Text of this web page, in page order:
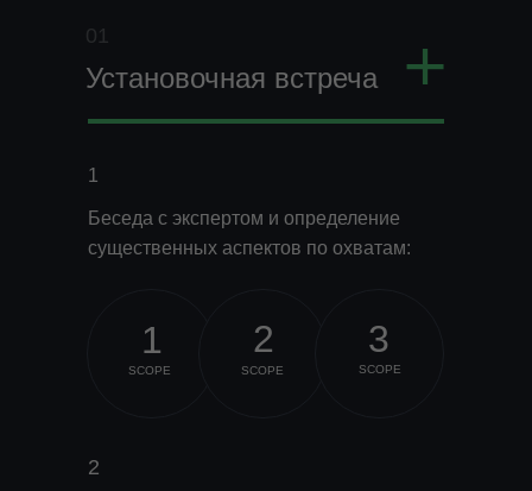
01
Установочная встреча +
Беседа с экспертом и определение
существенных аспектов по охватам:
2
1
SCOPE
2
SCOPE
3
SCOPE
1